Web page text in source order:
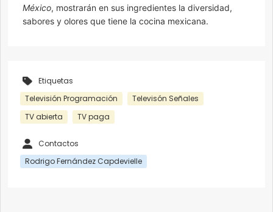
México, mostrarán en sus ingredientes la diversidad,
sabores y olores que tiene la cocina mexicana.
Etiquetas
Televisión Programación
Televisón Señales
TV abierta
TV paga
Contactos
Rodrigo Fernández Capdevielle